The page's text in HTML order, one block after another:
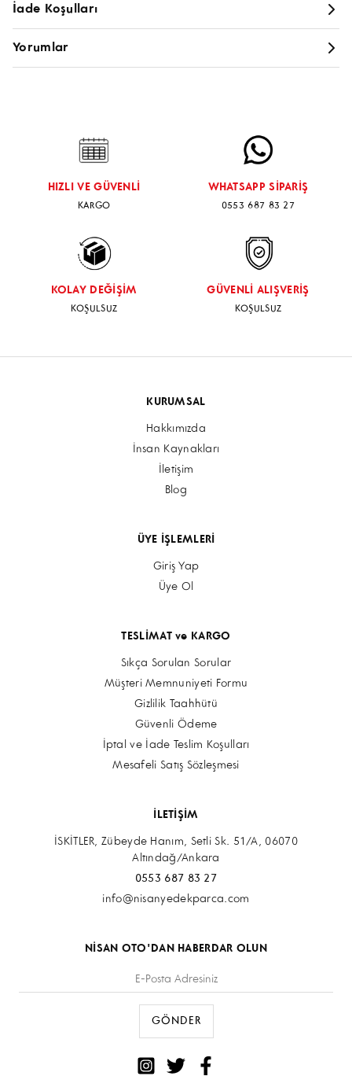
LASTİK ŞİŞİRME
KOMPRESÖR OTOMATİK KESİCİ
SAĞLAYABİLİRSİNİZ
İade Koşulları
Yorumlar
Bu ürün için toplam0yorum yapılmıştır. Yorum yapabilmeniz
HIZLI VE GÜVENLİ
KARGO
WHATSAPP SİPARİŞ
0553 687 83 27
KOLAY DEĞİŞİM
KOŞULSUZ
GÜVENLİ ALIŞVERİŞ
KOŞULSUZ
KURUMSAL
Hakkımızda
İnsan Kaynakları
İletişim
Blog
ÜYE İŞLEMLERİ
Giriş Yap
Üye Ol
TESLİMAT ve KARGO
Sıkça Sorulan Sorular
Müşteri Memnuniyeti Formu
Gizlilik Taahhütü
Güvenli Ödeme
İptal ve İade Teslim Koşulları
Mesafeli Satış Sözleşmesi
İLETİŞİM
İSKİTLER, Zübeyde Hanım, Setli Sk. 51/A, 06070
Altındağ/Ankara
0553 687 83 27
info@nisanyedekparca.com
NİSAN OTO'DAN HABERDAR OLUN